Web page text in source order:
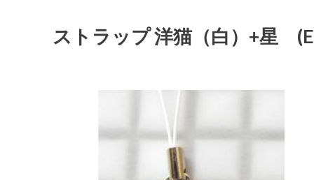
ストラップ 洋猫（白）+星